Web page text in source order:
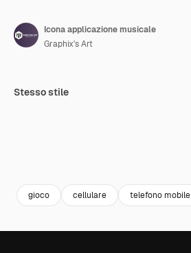
Icona applicazione musicale
Graphix's Art
Stesso stile
gioco cellulare telefono mobile